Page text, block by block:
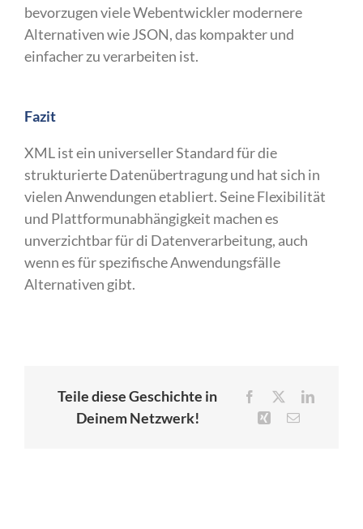
bevorzugen viele Webentwickler modernere
Alternativen wie JSON, das kompakter und
einfacher zu verarbeiten ist.
Fazit
XML ist ein universeller Standard für die
strukturierte Datenübertragung und hat sich in
vielen Anwendungen etabliert. Seine Flexibilität
und Plattformunabhängigkeit machen es
unverzichtbar für di Datenverarbeitung, auch
wenn es für spezifische Anwendungsfälle
Alternativen gibt.
Teile diese Geschichte in
Deinem Netzwerk!
Facebook
LinkedIn
Xing E-